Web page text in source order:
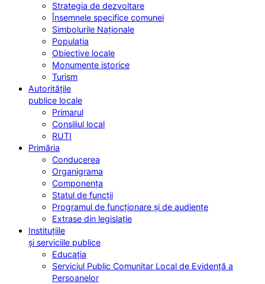
Strategia de dezvoltare
Însemnele specifice comunei
Simbolurile Naționale
Populația
Obiective locale
Monumente istorice
Turism
Autoritățile
publice locale
Primarul
Consiliul local
RUTI
Primăria
Conducerea
Organigrama
Componența
Statul de funcții
Programul de funcționare și de audiențe
Extrase din legislație
Instituțiile
și serviciile publice
Educația
Serviciul Public Comunitar Local de Evidență a
Persoanelor